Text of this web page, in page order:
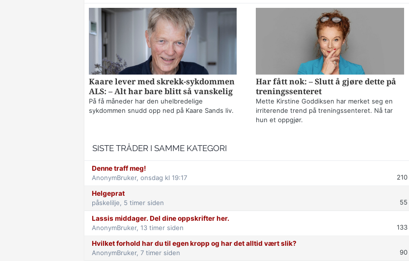
Kaare lever med skrekk-sykdommen
ALS: – Alt har bare blitt så vanskelig
På få måneder har den uhelbredelige
sykdommen snudd opp ned på Kaare Sands liv.
Har fått nok: – Slutt å gjøre dette på
treningssenteret
Mette Kirstine Goddiksen har merket seg en
irriterende trend på treningssenteret. Nå tar
hun et oppgjør.
SISTE TRÅDER I SAMME KATEGORI
Denne traff meg!
AnonymBruker, onsdag kl 19:17
210
Helgeprat
påskelilje, 5 timer siden
55
Lassis middager. Del dine oppskrifter her.
AnonymBruker, 13 timer siden
133
Hvilket forhold har du til egen kropp og har det alltid vært slik?
AnonymBruker, 7 timer siden
90